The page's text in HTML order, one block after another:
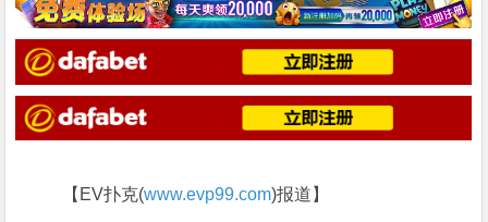
【EV扑克(www.evp99.com)报道】